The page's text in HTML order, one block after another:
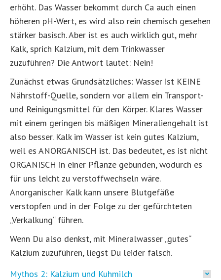
erhöht. Das Wasser bekommt durch Ca auch einen
höheren pH-Wert, es wird also rein chemisch gesehen
stärker basisch. Aber ist es auch wirklich gut, mehr
Kalk, sprich Kalzium, mit dem Trinkwasser
zuzuführen? Die Antwort lautet: Nein!
Zunächst etwas Grundsätzliches: Wasser ist KEINE
Nährstoff-Quelle, sondern vor allem ein Transport-
und Reinigungsmittel für den Körper. Klares Wasser
mit einem geringen bis mäßigen Mineraliengehalt ist
also besser. Kalk im Wasser ist kein gutes Kalzium,
weil es ANORGANISCH ist. Das bedeutet, es ist nicht
ORGANISCH in einer Pflanze gebunden, wodurch es
für uns leicht zu verstoffwechseln wäre.
Anorganischer Kalk kann unsere Blutgefäße
verstopfen und in der Folge zu der gefürchteten
„Verkalkung“ führen.
Wenn Du also denkst, mit Mineralwasser „gutes“
Kalzium zuzuführen, liegst Du leider falsch.
Mythos 2: Kalzium und Kuhmilch